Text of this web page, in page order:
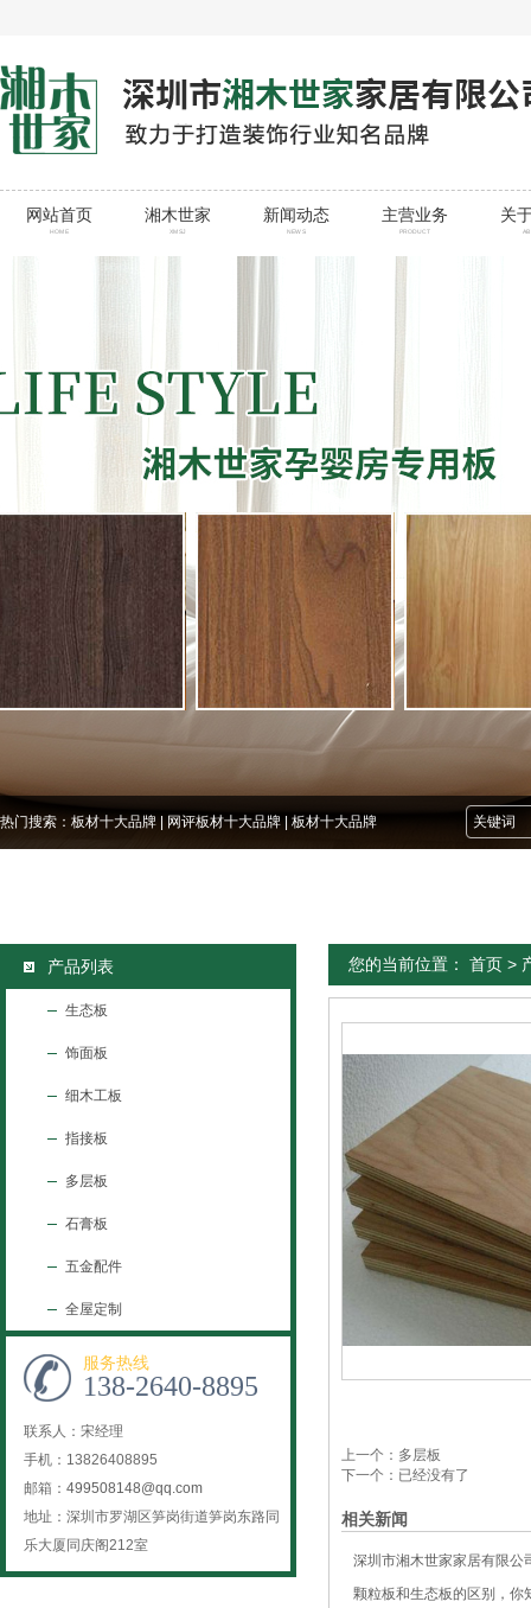
网站首页
HOME
湘木世家
XMSJ
新闻动态
NEWS
主营业务
PRODUCT
关
热门搜索： 板材十大品牌 网评板材十大品牌 板材十大品牌
您的当前位置： 首页 >
上一个： 多层板
下一个：已经没有了
相关新闻
深圳市湘木世家家居有限公
颗粒板和生态板的区别，你
产品列表
生态板
饰面板
细木工板
指接板
多层板
石膏板
五金配件
全屋定制
服务热线
138-2640-8895
联系人：宋经理
手机：13826408895
邮箱： 499508148@qq.com
地址：深圳市罗湖区笋岗街道笋岗东路同
乐大厦同庆阁212室